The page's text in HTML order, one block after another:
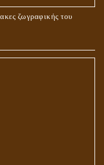
ζωγραφικής του